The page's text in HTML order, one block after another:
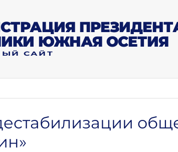
ЮЖНАЯ ОСЕТИЯ
САЙТ